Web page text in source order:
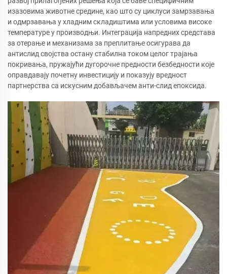
изазовима животне средине, као што су циклуси замрзавања
и одмрзавања у хладним складиштима или условима високе
температуре у производњи. Интеграција напредних средстава
за отерање и механизама за преплитање осигурава да
антислид својства остану стабилна током целог трајања
покривања, пружајући дугорочне предности безбедности које
оправдавају почетну инвестицију и показују вредност
партнерства са искусним добављачем анти-слид епоксида.